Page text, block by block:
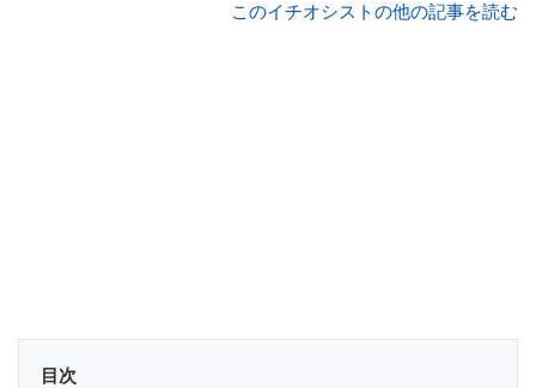
インフルエンサーが実際に使用してレビューしています。毎日トレン
このイチオシストの他の記事を読む
目次